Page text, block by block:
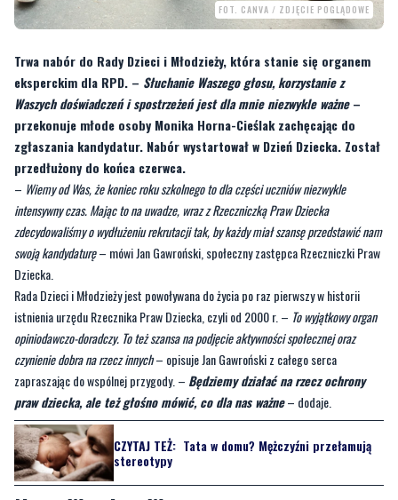
FOT. CANVA / ZDJĘCIE POGLĄDOWE
Trwa nabór do Rady Dzieci i Młodzieży, która stanie się organem
eksperckim dla RPD. – Słuchanie Waszego głosu, korzystanie z
Waszych doświadczeń i spostrzeżeń jest dla mnie niezwykle ważne
przekonuje młode osoby Monika Horna-Cieślak zachęcając do
zgłaszania kandydatur. Nabór wystartował w Dzień Dziecka. Został
przedłużony do końca czerwca.
–Wiemy od Was, że koniec roku szkolnego to dla części uczniów niezwykle
intensywny czas. Mając to na uwadze, wraz z Rzeczniczką Praw Dziecka
zdecydowaliśmy o wydłużeniu rekrutacji tak, by każdy miał szansę przedstawić nam
swoją kandydaturę– mówi Jan Gawroński, społeczny zastępca Rzeczniczki Praw
Dziecka.
Rada Dzieci i Młodzieży jest powoływana do życia po raz pierwszy w historii
istnienia urzędu Rzecznika Praw Dziecka, czyli od 2000 r. –To wyjątkowy organ
opiniodawczo-doradczy. To też szansa na podjęcie aktywności społecznej oraz
czynienie dobra na rzecz innych– opisuje Jan Gawroński z całego serca
zapraszając do wspólnej przygody. –Będziemy działać na rzecz ochrony
praw dziecka, ale też głośno mówić, co dla nas ważne